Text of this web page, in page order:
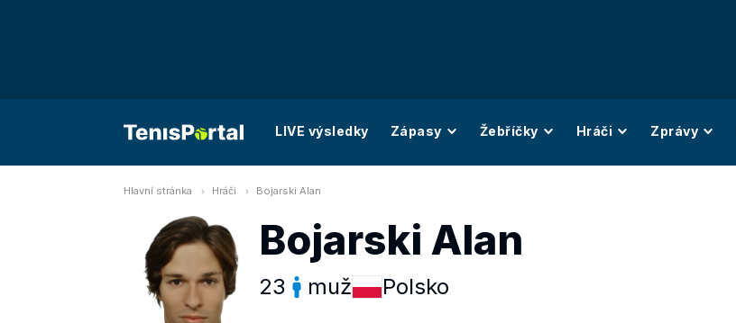
LIVE výsledky Zápasy Žebříčky Hráči Zprávy
Hlavní stránka Hráči Bojarski Alan
Bojarski Alan
23 muž Polsko